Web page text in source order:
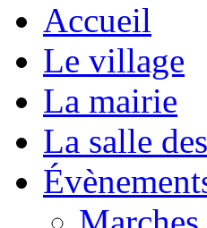
Accueil
Le village
La mairie
La salle